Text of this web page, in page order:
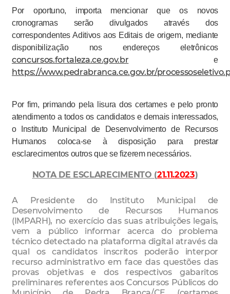
Por oportuno, importa mencionar que os novos
cronogramas serão divulgados através dos
correspondentes Aditivos aos Editais de origem, mediante
disponibilização nos endereços eletrônicos
concursos.fortaleza.ce.gov.br e
https://www.pedrabranca.ce.gov.br/
Por fim, primando pela lisura dos certames e pelo pronto
atendimento a todos os candidatos e demais interessados,
o Instituto Municipal de Desenvolvimento de Recursos
Humanos coloca-se à disposição para prestar
esclarecimentos outros que se fizerem necessários.
NOTA DE ESCLARECIMENTO (21.11.2023)
A Presidente do Instituto Municipal de
Desenvolvimento de Recursos Humanos
(IMPARH), no exercício das suas atribuições legais,
vem a público informar acerca do problema
técnico detectado na plataforma digital através da
qual os candidatos inscritos poderão interpor
recurso administrativo em face das questões das
provas objetivas e dos respectivos gabaritos
preliminares referentes aos Concursos Públicos do